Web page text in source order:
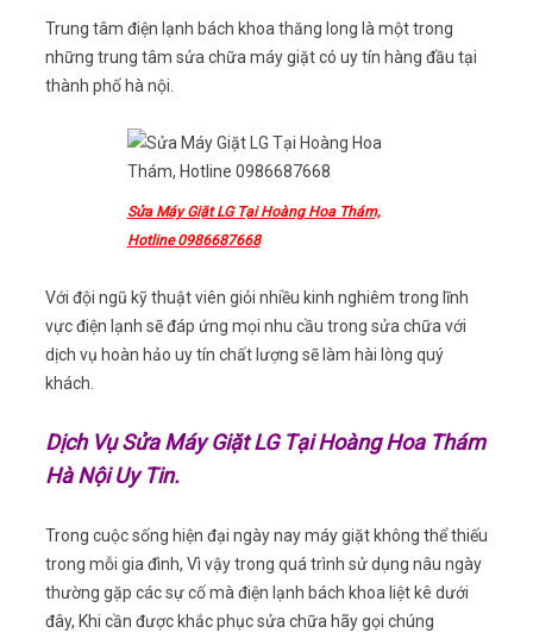
Trung tâm điện lạnh bách khoa thăng long là một trong
những trung tâm sửa chữa máy giặt có uy tín hàng đầu tại
thành phố hà nội.
Sửa Máy Giặt LG Tại Hoàng Hoa Thám,
Hotline 0986687668
Với đội ngũ kỹ thuật viên giỏi nhiều kinh nghiêm trong lĩnh
vực điện lạnh sẽ đáp ứng mọi nhu cầu trong sửa chữa với
dịch vụ hoàn hảo uy tín chất lượng sẽ làm hài lòng quý
khách.
Dịch Vụ Sửa Máy Giặt LG Tại Hoàng Hoa Thám
Hà Nội Uy Tin.
Trong cuộc sống hiện đại ngày nay máy giặt không thể thiếu
trong mỗi gia đình, Vì vậy trong quá trình sử dụng nâu ngày
thường gặp các sự cố mà điện lạnh bách khoa liệt kê dưới
đây, Khi cần được khắc phục sửa chữa hãy gọi chúng